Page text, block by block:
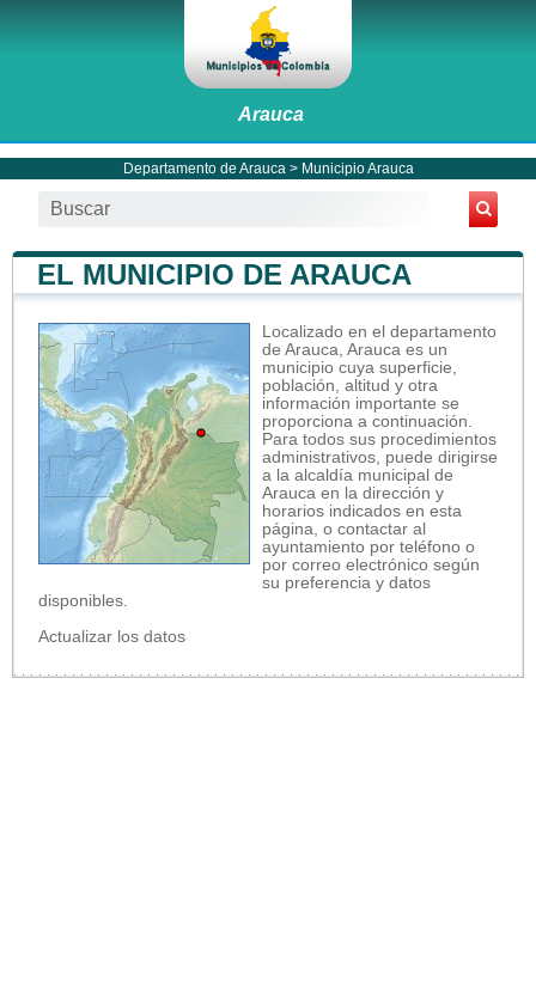
Arauca
Departamento de Arauca > Municipio Arauca
EL MUNICIPIO DE ARAUCA
Localizado en el departamento
de Arauca, Arauca es un
municipio cuya superficie,
población, altitud y otra
información importante se
proporciona a continuación.
Para todos sus procedimientos
administrativos, puede dirigirse
a la alcaldía municipal de
Arauca en la dirección y
horarios indicados en esta
página, o contactar al
ayuntamiento por teléfono o
por correo electrónico según
su preferencia y datos
disponibles.
Actualizar los datos